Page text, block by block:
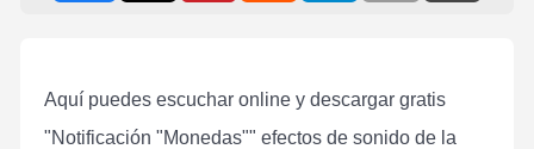
Aquí puedes escuchar online y descargar gratis
"Notificación "Monedas"" efectos de sonido de la